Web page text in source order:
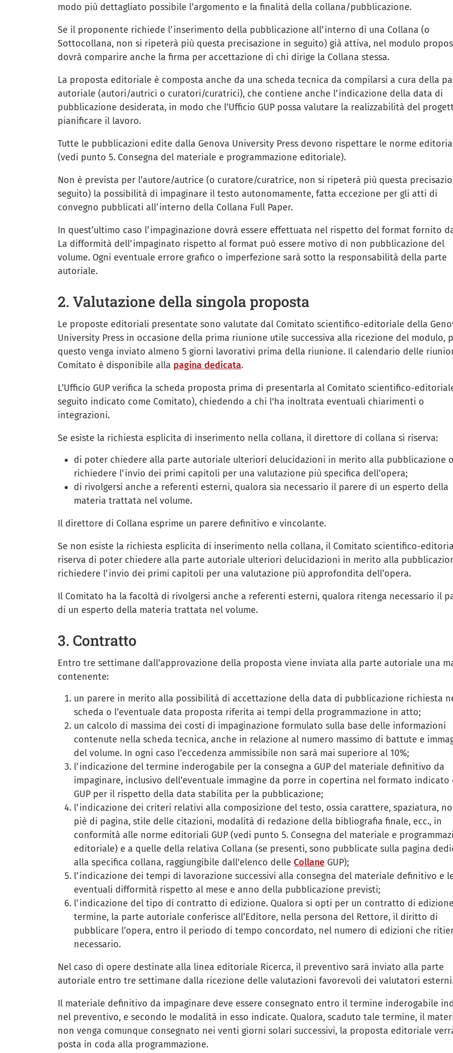
modo più dettagliato possibile l’argomento e la finalità della collana/pubblicazione.
Se il proponente richiede l’inserimento della pubblicazione all’interno di una Collana (o
Sottocollana, non si ripeterà più questa precisazione in seguito) già attiva, nel modulo
dovrà comparire anche la firma per accettazione di chi dirige la Collana stessa.
La proposta editoriale è composta anche da una scheda tecnica da compilarsi a cura della
autoriale (autori/autrici o curatori/curatrici), che contiene anche l’indicazione della data di
pubblicazione desiderata, in modo che l’Ufficio GUP possa valutare la realizzabilità del
pianificare il lavoro.
Tutte le pubblicazioni edite dalla Genova University Press devono rispettare le norme
(vedi punto 5. Consegna del materiale e programmazione editoriale).
Non è prevista per l’autore/autrice (o curatore/curatrice, non si ripeterà più questa
seguito) la possibilità di impaginare il testo autonomamente, fatta eccezione per gli atti di
convegno pubblicati all’interno della Collana Full Paper.
In quest’ultimo caso l’impaginazione dovrà essere effettuata nel rispetto del format fornito da
La difformità dell’impaginato rispetto al format può essere motivo di non pubblicazione del
volume. Ogni eventuale errore grafico o imperfezione sarà sotto la responsabilità della parte
autoriale.
2. Valutazione della singola proposta
Le proposte editoriali presentate sono valutate dal Comitato scientifico-editoriale della
University Press in occasione della prima riunione utile successiva alla ricezione del modulo,
questo venga inviato almeno 5 giorni lavorativi prima della riunione. Il calendario delle
Comitato è disponibile alla pagina dedicata.
L’Ufficio GUP verifica la scheda proposta prima di presentarla al Comitato scientifico-
seguito indicato come Comitato), chiedendo a chi l'ha inoltrata eventuali chiarimenti o
integrazioni.
Se esiste la richiesta esplicita di inserimento nella collana, il direttore di collana si riserva:
di poter chiedere alla parte autoriale ulteriori delucidazioni in merito alla pubblicazione o
richiedere l’invio dei primi capitoli per una valutazione più specifica dell’opera;
di rivolgersi anche a referenti esterni, qualora sia necessario il parere di un esperto della
materia trattata nel volume.
Il direttore di Collana esprime un parere definitivo e vincolante.
Se non esiste la richiesta esplicita di inserimento nella collana, il Comitato scientifico-
riserva di poter chiedere alla parte autoriale ulteriori delucidazioni in merito alla
richiedere l’invio dei primi capitoli per una valutazione più approfondita dell’opera.
Il Comitato ha la facoltà di rivolgersi anche a referenti esterni, qualora ritenga necessario il
di un esperto della materia trattata nel volume.
3. Contratto
Entro tre settimane dall’approvazione della proposta viene inviata alla parte autoriale una
contenente:
un parere in merito alla possibilità di accettazione della data di pubblicazione richiesta
scheda o l’eventuale data proposta riferita ai tempi della programmazione in atto;
un calcolo di massima dei costi di impaginazione formulato sulla base delle informazioni
contenute nella scheda tecnica, anche in relazione al numero massimo di battute e
del volume. In ogni caso l’eccedenza ammissibile non sarà mai superiore al 10%;
l’indicazione del termine inderogabile per la consegna a GUP del materiale definitivo da
impaginare, inclusivo dell’eventuale immagine da porre in copertina nel formato indicato
GUP per il rispetto della data stabilita per la pubblicazione;
l’indicazione dei criteri relativi alla composizione del testo, ossia carattere, spaziatura,
piè di pagina, stile delle citazioni, modalità di redazione della bibliografia finale, ecc., in
conformità alle norme editoriali GUP (vedi punto 5. Consegna del materiale e
editoriale) e a quelle della relativa Collana (se presenti, sono pubblicate sulla pagina
alla specifica collana, raggiungibile dall'elenco delle Collane GUP);
l’indicazione dei tempi di lavorazione successivi alla consegna del materiale definitivo e
eventuali difformità rispetto al mese e anno della pubblicazione previsti;
l’indicazione del tipo di contratto di edizione. Qualora si opti per un contratto di
termine, la parte autoriale conferisce all’Editore, nella persona del Rettore, il diritto di
pubblicare l’opera, entro il periodo di tempo concordato, nel numero di edizioni che
necessario.
Nel caso di opere destinate alla linea editoriale Ricerca, il preventivo sarà inviato alla parte
autoriale entro tre settimane dalla ricezione delle valutazioni favorevoli dei valutatori
Il materiale definitivo da impaginare deve essere consegnato entro il termine inderogabile
nel preventivo, e secondo le modalità in esso indicate. Qualora, scaduto tale termine, il
non venga comunque consegnato nei venti giorni solari successivi, la proposta editoriale
posta in coda alla programmazione.